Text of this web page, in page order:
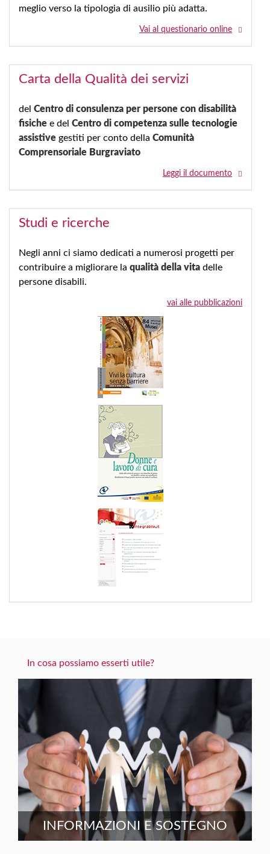
meglio verso la tipologia di ausilio più adatta.
Vai al questionario online
Carta della Qualità dei servizi
del Centro di consulenza per persone con disabilità
fisiche e del Centro di competenza sulle tecnologie
assistive gestiti per conto della Comunità
Comprensoriale Burgraviato
Leggi il documento
Studi e ricerche
Negli anni ci siamo dedicati a numerosi progetti per
contribuire a migliorare la qualità della vita delle
persone disabili.
vai alle pubblicazioni
In cosa possiamo esserti utile?
INFORMAZIONI E SOSTEGNO